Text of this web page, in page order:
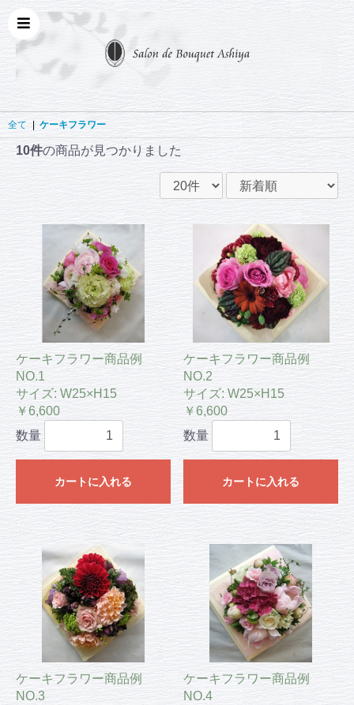
全て | ケーキフラワー
10件の商品が見つかりました
ケーキフラワー商品例
NO.1
サイズ: W25×H15
￥6,600
数量
カートに入れる
ケーキフラワー商品例
NO.2
サイズ: W25×H15
￥6,600
数量
カートに入れる
ケーキフラワー商品例
NO.3
ケーキフラワー商品例
NO.4